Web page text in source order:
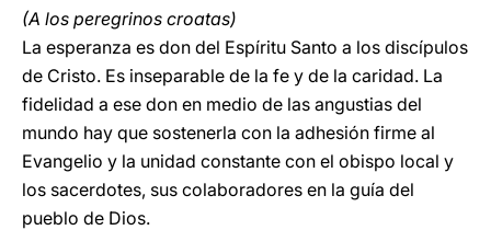
(A los peregrinos croatas)
La esperanza es don del Espíritu Santo a los discípulos
de Cristo. Es inseparable de la fe y de la caridad. La
fidelidad a ese don en medio de las angustias del
mundo hay que sostenerla con la adhesión firme al
Evangelio y la unidad constante con el obispo local y
los sacerdotes, sus colaboradores en la guía del
pueblo de Dios.